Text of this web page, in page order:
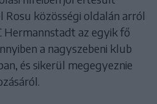
Rosu közösségi oldalán arról
Hermannstadt az egyik fő
a nagyszebeni klub
és sikerül megegyeznie